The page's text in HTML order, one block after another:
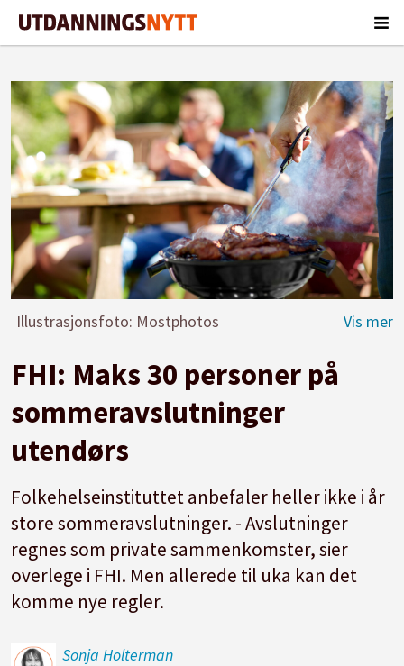
Illustrasjonsfoto: Mostphotos
FHI: Maks 30 personer på
sommeravslutninger
utendørs
Folkehelseinstituttet anbefaler heller ikke i år
store sommeravslutninger. - Avslutninger
regnes som private sammenkomster, sier
overlege i FHI. Men allerede til uka kan det
komme nye regler.
Sonja Holterman